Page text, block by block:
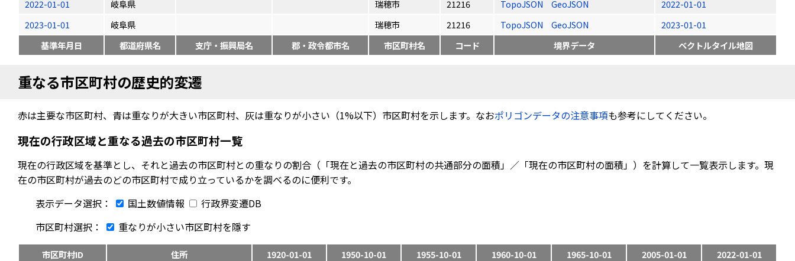
2022-01-01
岐阜県 瑞穂市 21216 TopoJSON GeoJSON
2022-01-01
2023-01-01
岐阜県 瑞穂市 21216 TopoJSON GeoJSON
2023-01-01
基準年月日
都道府県名 支庁・振興局名 郡・政令都市名 市区町村名 コード 境界データ ベクトルタイル地図
重なる市区町村の歴史的変遷
赤は主要な市区町村、青は重なりが大きい市区町村、灰は重なりが小さい（1%以下）市区町村を示します。なおポリゴンデータの注意事項も参考にしてください。
現在の行政区域と重なる過去の市区町村一覧
現在の行政区域を基準とし、それと過去の市区町村との重なりの割合（「現在と過去の市区町村の共通部分の面積」／「現在の市区町村の面積」）を計算して一覧表示します。現
在の市区町村が過去のどの市区町村で成り立っているかを調べるのに便利です。
表示データ選択：
国土数値情報
行政界変遷DB
市区町村選択：
重なりが小さい市区町村を隱す
市区町村ID 住所 1920-01-01 1950-10-01 1955-10-01 1960-10-01 1965-10-01 2005-01-01
2022-01-01